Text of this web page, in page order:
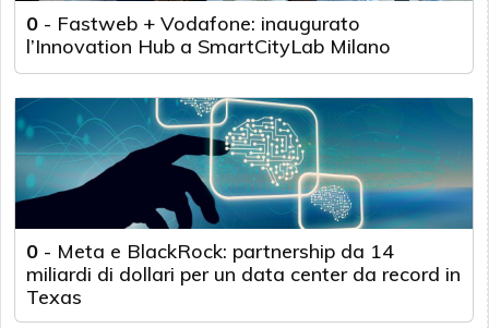
0 - Fastweb + Vodafone: inaugurato
l’Innovation Hub a SmartCityLab Milano
0 - Meta e BlackRock: partnership da 14
miliardi di dollari per un data center da record in
Texas